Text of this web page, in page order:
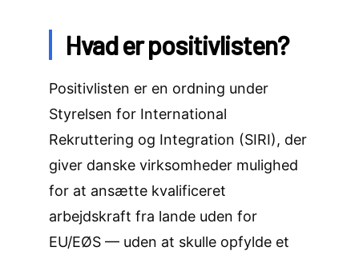
Hvad er positivlisten?
Positivlisten er en ordning under
Styrelsen for International
Rekruttering og Integration (SIRI), der
giver danske virksomheder mulighed
for at ansætte kvalificeret
arbejdskraft fra lande uden for
EU/EØS — uden at skulle opfylde et